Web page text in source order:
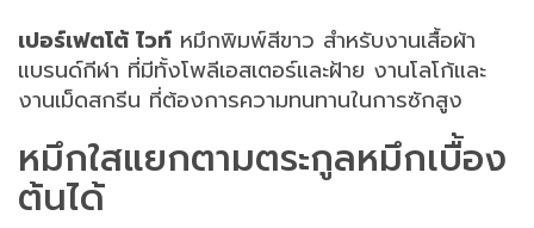
เปอร์เฟตโต้ ไวท์ หมึกพิมพ์สีขาว สำหรับงานเสื้อผ้า
แบรนด์กีฬา ที่มีทั้งโพลีเอสเตอร์และฝ้าย งานโลโก้และ
งานเม็ดสกรีน ที่ต้องการความทนทานในการซักสูง
หมึกใสแยกตามตระกูลหมึกเบื้อง
ต้นได้